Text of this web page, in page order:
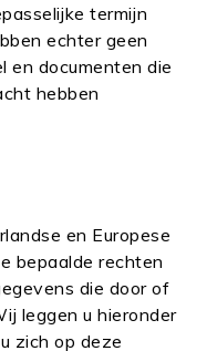
termijn
echter geen
en documenten die
hebben
en Europese
bepaalde rechten
die door of
leggen u hieronder
zich op deze